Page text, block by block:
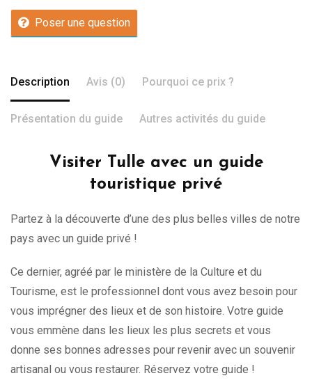
Poser une question
Description Avis (0) Pourquoi ce prix ?
Présentation du guide Autres activités du guide
Visiter Tulle avec un guide
touristique privé
Partez à la découverte d’une des plus belles villes de notre
pays avec un guide privé !
Ce dernier, agréé par le ministère de la Culture et du
Tourisme, est le professionnel dont vous avez besoin pour
vous imprégner des lieux et de son histoire. Votre guide
vous emmène dans les lieux les plus secrets et vous
donne ses bonnes adresses pour revenir avec un souvenir
artisanal ou vous restaurer. Réservez votre guide !